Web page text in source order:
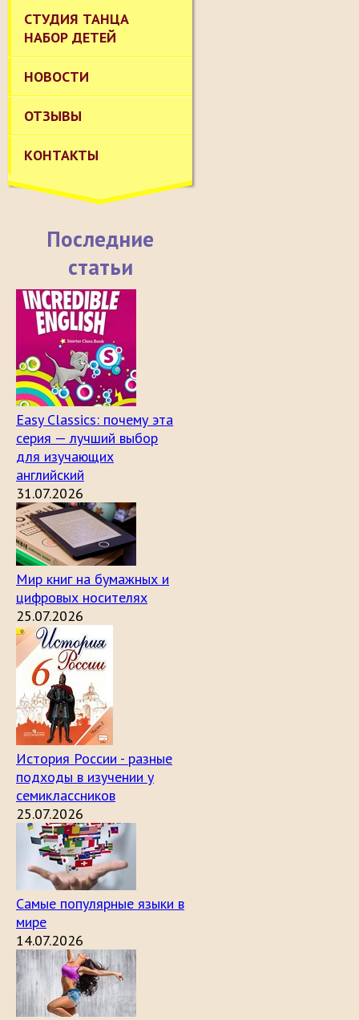
СТУДИЯ ТАНЦА
НАБОР ДЕТЕЙ
НОВОСТИ
ОТЗЫВЫ
КОНТАКТЫ
Последние
статьи
Easy Classics: почему эта
серия — лучший выбор
для изучающих
английский
31.07.2026
Мир книг на бумажных и
цифровых носителях
25.07.2026
История России - разные
подходы в изучении у
семиклассников
25.07.2026
Самые популярные языки в
мире
14.07.2026